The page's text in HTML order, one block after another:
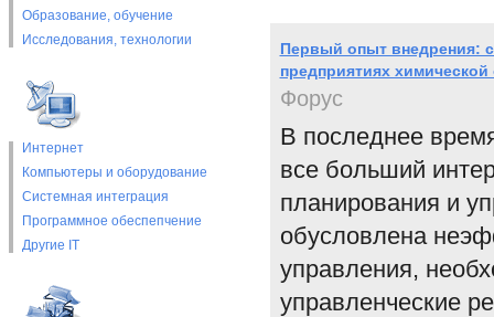
Образование, обучение
Исследования, технологии
Интернет
Компьютеры и оборудование
Системная интеграция
Программное обеспепчение
Другие IT
Первый опыт внедрения:
предприятиях
Форус
В последнее
все больший
планирования и
обусловлена
управления,
управленческие